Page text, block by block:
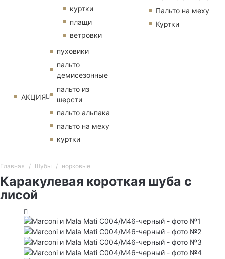
куртки
плащи
ветровки
АКЦИЯ
пуховики
пальто
демисезонные
пальто из
шерсти
пальто альпака
пальто на меху
куртки
Пальто на меху
Куртки
Главная Шубы норковые
Каракулевая короткая шуба с
лисой